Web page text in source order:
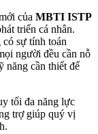
của MBTI ISTP
triển cá nhân.
sự tính toán
người đều cần nỗ
năng cần thiết để
tối đa năng lực
trợ giúp quý vị